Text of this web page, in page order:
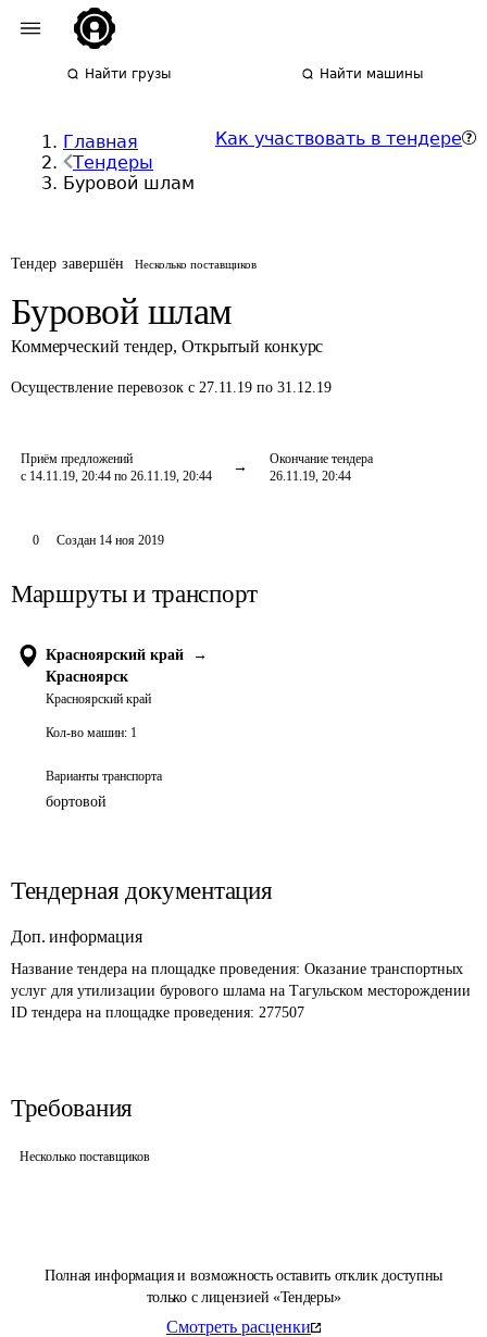
Найти грузы Найти машины
Главная
Тендеры
Буровой шлам
Как участвовать в тендере
Тендер завершён Несколько поставщиков
Буровой шлам
Коммерческий тендер, Открытый конкурс
Осуществление перевозок с 27.11.19 по 31.12.19
Приём предложений
с 14.11.19, 20:44 по 26.11.19, 20:44
Окончание тендера
26.11.19, 20:44
Полная информация и возможность оставить отклик доступны
только с лицензией «Тендеры»
Смотреть расценки
0 Создан 14 ноя 2019
Маршруты и транспорт
Красноярский край
→
Красноярск
Красноярский край
Кол-во машин: 1
Варианты транспорта
бортовой
Тендерная документация
Доп. информация
Название тендера на площадке проведения: Оказание транспортных
услуг для утилизации бурового шлама на Тагульском месторождении
ID тендера на площадке проведения: 277507
Требования
Несколько поставщиков